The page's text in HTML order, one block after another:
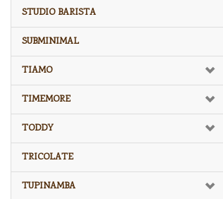
STUDIO BARISTA
SUBMINIMAL
TIAMO
TIMEMORE
TODDY
TRICOLATE
TUPINAMBA